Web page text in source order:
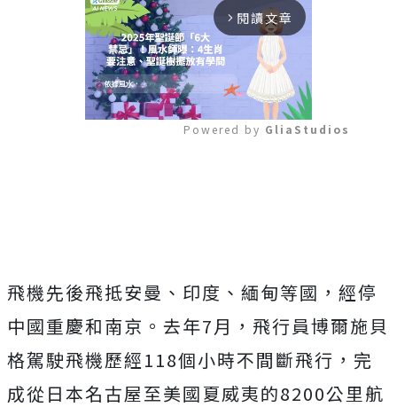
arrow_forward_ios 閱讀文章
Powered by GliaStudios
飛機先後飛抵安曼、印度、緬甸等國，經停
中國重慶和南京。去年7月，飛行員博爾施貝
格駕駛飛機歷經118個小時不間斷飛行，完
成從日本名古屋至美國夏威夷的8200公里航